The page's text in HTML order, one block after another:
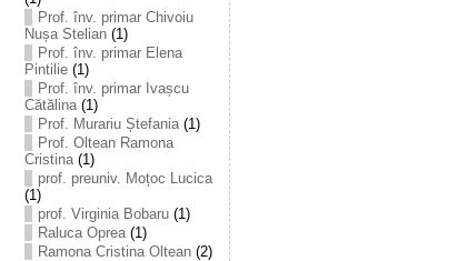
Prof. înv. primar Chivoiu
Nușa Stelian(1)
Prof. înv. primar Elena
Pintilie(1)
Prof. înv. primar Ivașcu
Cătălina(1)
Prof. Murariu Ștefania(1)
Prof. Oltean Ramona
Cristina(1)
prof. preuniv. Moțoc Lucica
(1)
prof. Virginia Bobaru(1)
Raluca Oprea(1)
Ramona Cristina Oltean(2)